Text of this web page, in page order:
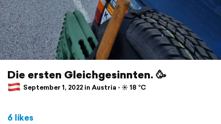
Die ersten Gleichgesinnten. 🥳
September 1, 2022 in Austria ⋅ ☀️ 18 °C
6 likes